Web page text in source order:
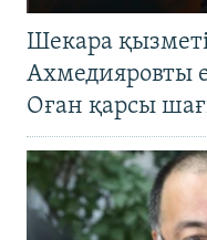
Шекара
Ахмедияровты
Оған қарсы